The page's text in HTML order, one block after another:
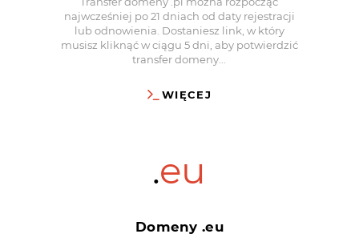
najwcześniej po 21 dniach od daty rejestracji
lub odnowienia. Dostaniesz link, w który
musisz kliknąć w ciągu 5 dni, aby potwierdzić
transfer domeny...
WIĘCEJ
.eu
Domeny .eu